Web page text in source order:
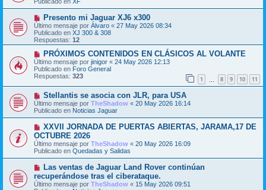
s
e
v
o
m
e
n
s
e
N
u
e
v
o
m
e
n
s
a
j
e
Presento mi Jaguar XJ6 x300
Último mensaje por Álvaro « 27 May 2026 08:34
Publicado en XJ 300 & 308
Respuestas: 12
N
u
e
v
o
m
e
n
s
a
e
PRÓXIMOS CONTENIDOS EN CLÁSICOS AL VOLANTE
Último mensaje por jinigor « 24 May 2026 12:13
Publicado en Foro General
Respuestas: 323 1 8 9 10 11
N
u
e
v
o
m
e
n
s
a
e
Stellantis se asocia con JLR, para USA
Último mensaje por TheShadow « 20 May 2026 16:14
Publicado en Noticias Jaguar
N
u
e
v
o
m
n
s
XXVII JORNADA DE PUERTAS ABIERTAS, JARAMA,17 DE
OCTUBRE 2026
Último mensaje por TheShadow « 20 May 2026 16:09
Publicado en Quedadas y Salidas
N
e
v
Las ventas de Jaguar Land Rover continúan
recuperándose tras el ciberataque.
Último mensaje por TheShadow « 15 May 2026 09:51